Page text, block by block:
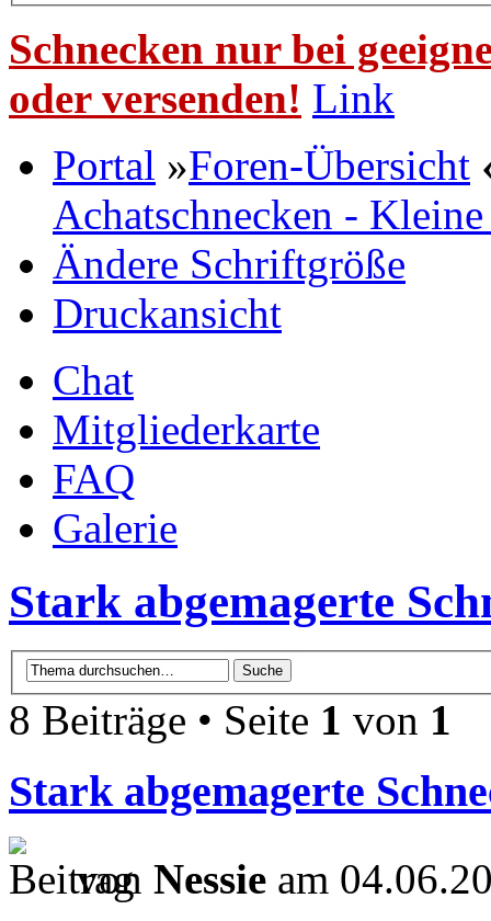
Schnecken nur bei
oder versenden! Link
Portal »Foren-Übersicht
Achatschnecken -
Ändere Schriftgröße
Druckansicht
Chat
Mitgliederkarte
FAQ
Galerie
Stark abgemagerte
8 Beiträge • Seite 1 von 1
Stark abgemagerte
von Nessie am